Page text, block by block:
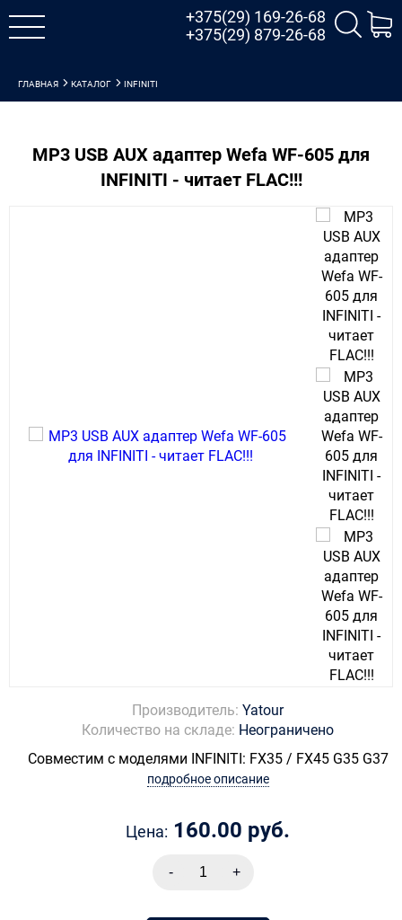
+375(29) 169-26-68
+375(29) 879-26-68
ГЛАВНАЯ КАТАЛОГ INFINITI
MP3 USB AUX адаптер Wefa WF-605 для
INFINITI - читает FLAC!!!
Производитель: Yatour
Количество на складе: Неограничено
Совместим с моделями INFINITI: FX35 / FX45 G35 G37
подробное описание
Цена: 160.00 руб.